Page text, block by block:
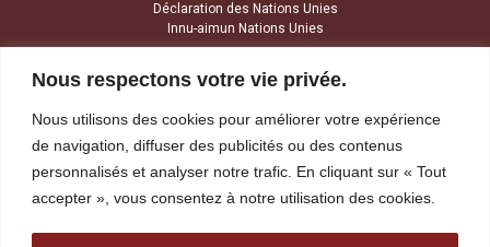
Nous respectons votre vie privée.
Nous utilisons des cookies pour améliorer votre expérience
de navigation, diffuser des publicités ou des contenus
personnalisés et analyser notre trafic. En cliquant sur « Tout
accepter », vous consentez à notre utilisation des cookies.
Déclaration des Nations Unies
Innu-aimun Nations Unies
NOUS JOINDRE
1034, avenue Brochu
Tél :418 968-4424
Télécopieur :418 968-1841